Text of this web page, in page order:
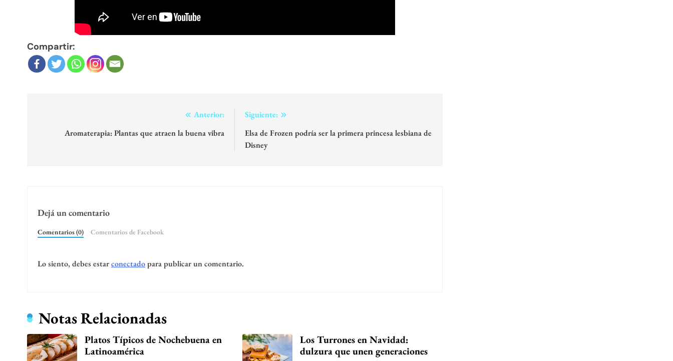
Compartir:
Anterior:
Aromaterapia: Plantas que atraen la buena vibra
Siguiente:
Elsa de Frozen podría ser la primera princesa lesbiana de
Disney
Dejá un comentario
Comentarios (0) Comentarios de Facebook
Lo siento, debes estarconectadopara publicar un comentario.
Notas Relacionadas
Platos Típicos de Nochebuena en
Latinoamérica
Los Turrones en Navidad:
dulzura que unen generaciones